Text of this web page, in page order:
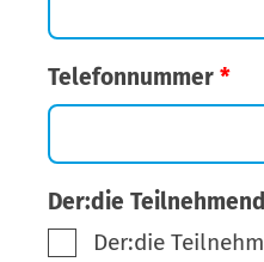
Telefonnummer *
Der:die
Der:die